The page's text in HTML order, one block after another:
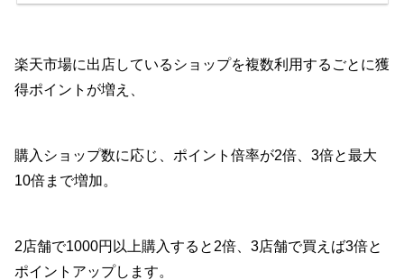
楽天市場に出店しているショップを複数利用するごとに獲
得ポイントが増え、
購入ショップ数に応じ、ポイント倍率が2倍、3倍と最大
10倍まで増加。
2店舗で1000円以上購入すると2倍、3店舗で買えば3倍と
ポイントアップします。